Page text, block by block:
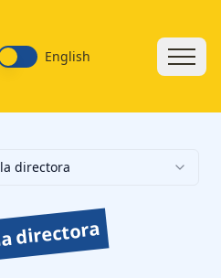
English
directora
directora